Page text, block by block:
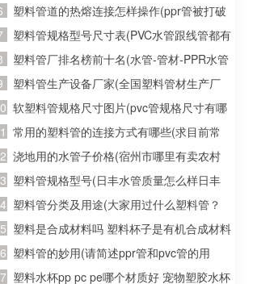
是什么材质的
塑料管道的热熔连接怎样操作(ppr管被打破
用热熔重新连接后还会不会有问题)
塑料管规格型号尺寸表(PVC水管跟线管都有
哪些规格的？)
塑料管厂排名榜前十名(水管-管材-PPR水管
十大品牌榜中榜，2011年管业十大品牌？)
塑料管生产设备厂家(全国塑料管材生产厂
家有哪些知名的)
软塑料管规格尺寸图片(pvc管规格尺寸有哪
几种？主要是直径是多少？)
常用的塑料管的连接方式有哪些(求目前常
用塑料管材的接口方式以及使用范围)
浇地用的水管子价格(宿州市哪里有卖农村
使用灌溉土地的水管，质量如何？大概多少
钱一米？请知道的朋友能告诉我..急急
急、、、)
塑料管规格型号(日丰水管质量怎么样日丰
水管哪个颜色日丰水管多少钱一米)
塑料管分类及用途(大家用过什么塑料管？
PE的？PVC的？PPR的？)
塑料是合成材料吗 塑料杯子是有机合成材料
制成的么
塑料管的妙用(请简述ppr管和pvc管的用
处?)
塑料水杯pp pc pe哪个材质好 宠物塑胶水杯